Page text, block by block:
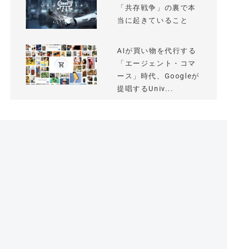
「共存戦争」の裏で本
当に起きていること
AIが買い物を代行する
「エージェント・コマ
ース」時代、Googleが
提唱するUniv...